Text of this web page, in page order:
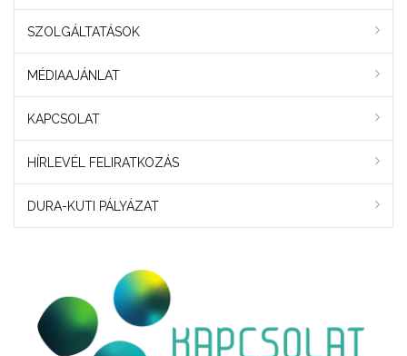
SZOLGÁLTATÁSOK
MÉDIAAJÁNLAT
KAPCSOLAT
HÍRLEVÉL FELIRATKOZÁS
DURA-KUTI PÁLYÁZAT